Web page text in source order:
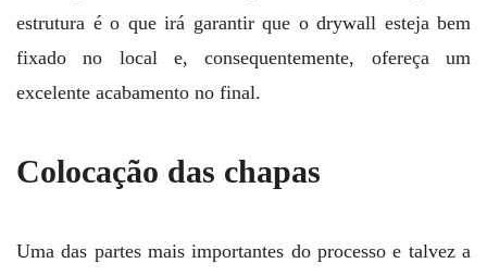
estrutura é o que irá garantir que o drywall esteja bem
fixado no local e, consequentemente, ofereça um
excelente acabamento no final.
Colocação das chapas
Uma das partes mais importantes do processo e talvez a